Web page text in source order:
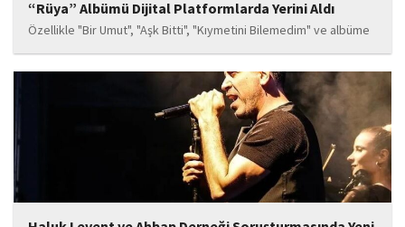
“Rüya” Albümü Dijital Platformlarda Yerini Aldı
Özellikle "Bir Umut", "Aşk Bitti", "Kıymetini Bilemedim" ve albüme
adını veren "Rüya" parçalarının kısa süre içerisinde öne çıkan
eserler arasında yer alması bekleniyor. Albüm, sanatçının önceki
çalışmalarına göre daha olgun,...